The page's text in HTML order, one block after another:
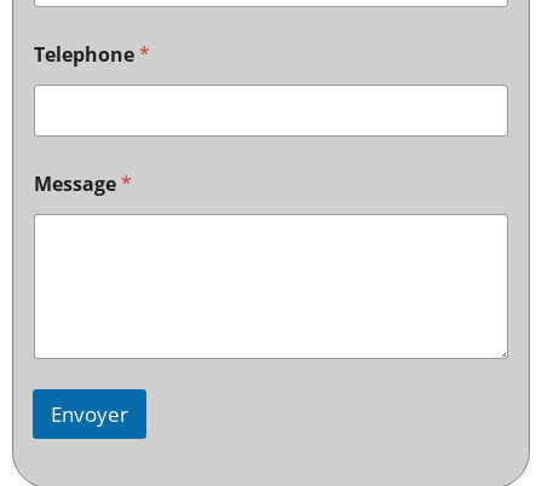
Telephone*
Message*
Envoyer